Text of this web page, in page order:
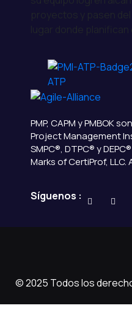
PMP, CAPM y PMBOK
Project Management
SMPC®, DTPC® y
Marks of CertiProf, LLC.
Síguenos :
© 2025 Todos los